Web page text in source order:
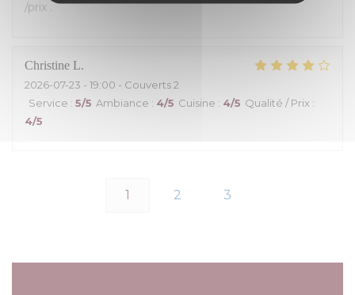
/prix .
Christine L
2026-07-23 - 19:00 - Couverts 2
Service : 5/5 Ambiance : 4/5 Cuisine : 4/5 Qualité / Prix :
4/5
1 2 3